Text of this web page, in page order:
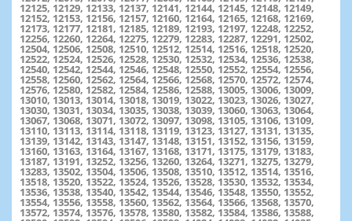
12125, 12129, 12133, 12137, 12141, 12144, 12145, 12148, 12149,
12152, 12153, 12156, 12157, 12160, 12164, 12165, 12168, 12169,
12173, 12177, 12181, 12185, 12189, 12193, 12197, 12248, 12252,
12256, 12260, 12264, 12275, 12279, 12283, 12287, 12291, 12502,
12504, 12506, 12508, 12510, 12512, 12514, 12516, 12518, 12520,
12522, 12524, 12526, 12528, 12530, 12532, 12534, 12536, 12538,
12540, 12542, 12544, 12546, 12548, 12550, 12552, 12554, 12556,
12558, 12560, 12562, 12564, 12566, 12568, 12570, 12572, 12574,
12576, 12580, 12582, 12584, 12586, 12588, 13005, 13006, 13009,
13010, 13013, 13014, 13018, 13019, 13022, 13023, 13026, 13027,
13030, 13031, 13034, 13035, 13038, 13039, 13060, 13063, 13064,
13067, 13068, 13071, 13072, 13097, 13098, 13105, 13106, 13109,
13110, 13113, 13114, 13118, 13119, 13123, 13127, 13131, 13135,
13139, 13142, 13143, 13147, 13148, 13151, 13152, 13156, 13159,
13160, 13163, 13164, 13167, 13168, 13171, 13175, 13179, 13183,
13187, 13191, 13252, 13256, 13260, 13264, 13271, 13275, 13279,
13283, 13502, 13504, 13506, 13508, 13510, 13512, 13514, 13516,
13518, 13520, 13522, 13524, 13526, 13528, 13530, 13532, 13534,
13536, 13538, 13540, 13542, 13544, 13546, 13548, 13550, 13552,
13554, 13556, 13558, 13560, 13562, 13564, 13566, 13568, 13570,
13572, 13574, 13576, 13578, 13580, 13582, 13584, 13586, 13588,